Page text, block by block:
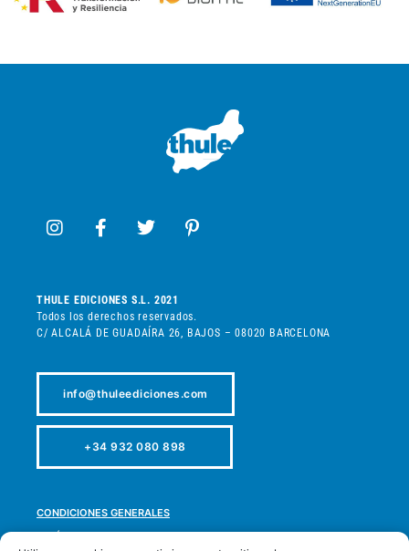
THULE EDICIONES S.L. 2021
Todos los derechos reservados.
C/ ALCALÁ DE GUADAÍRA 26, BAJOS – 08020 BARCELONA
info@thuleediciones.com
+34 932 080 898
CONDICIONES GENERALES